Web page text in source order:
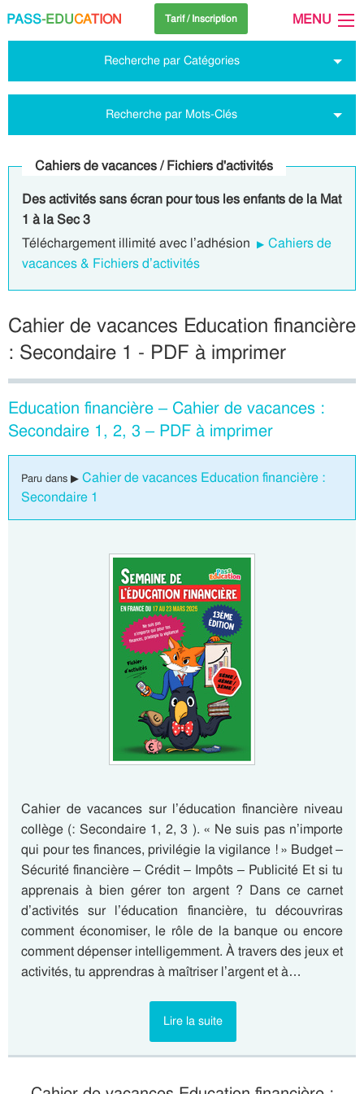
PASS-EDUCATION Tarif / Inscription MENU
Recherche par Catégories
Recherche par Mots-Clés
Cahiers de vacances / Fichiers d'activités
Des activités sans écran pour tous les enfants de la Mat
1 à la Sec 3
Téléchargement illimité avec l’adhésion
Cahiers de
vacances & Fichiers d’activités
Cahier de vacances Education financière
: Secondaire 1 - PDF à imprimer
Education financière – Cahier de vacances :
Secondaire 1, 2, 3 – PDF à imprimer
Paru dans ▶ Cahier de vacances Education financière :
Secondaire 1
Cahier de vacances sur l’éducation financière niveau
collège (: Secondaire 1, 2, 3 ). « Ne suis pas n’importe
qui pour tes finances, privilégie la vigilance ! » Budget –
Sécurité financière – Crédit – Impôts – Publicité Et si tu
apprenais à bien gérer ton argent ? Dans ce carnet
d’activités sur l’éducation financière, tu découvriras
comment économiser, le rôle de la banque ou encore
comment dépenser intelligemment. À travers des jeux et
activités, tu apprendras à maîtriser l’argent et à…
Lire la suite